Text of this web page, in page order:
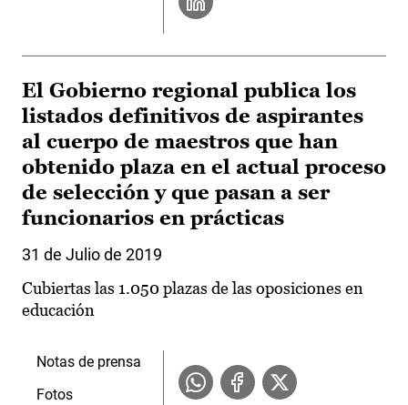
El Gobierno regional publica los
listados definitivos de aspirantes
al cuerpo de maestros que han
obtenido plaza en el actual proceso
de selección y que pasan a ser
funcionarios en prácticas
31 de Julio de 2019
Cubiertas las 1.050 plazas de las oposiciones en
educación
Notas de prensa
Fotos